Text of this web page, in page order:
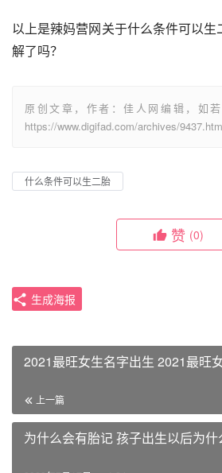
以上是辣妈营网关于什么条件可以生
解了吗？
原创文章，作者：佳人网编辑，如若
https://www.digifad.com/archives/
什么条件可以生二胎
赞 (0)
生成海报
2021最旺女生名字出生 2021最旺
上一篇
为什么会有胎记 孩子出生以后为